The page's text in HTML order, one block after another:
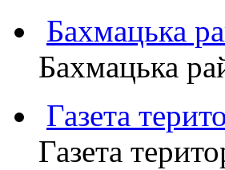
Бахмацька
Бахмацька
Газета
Газета